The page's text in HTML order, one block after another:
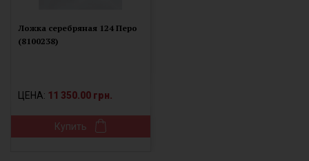
Ложка серебряная 124 Перо
(8100238)
ЦЕНА: 11 350.00 грн.
Купить